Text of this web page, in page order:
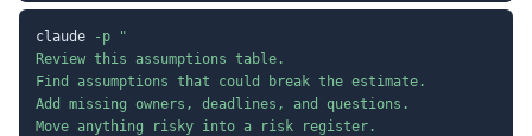
claude -p
"
Review this assumptions table.
Find assumptions that could break the estimate.
Add missing owners, deadlines, and questions.
Move anything risky into a risk register.